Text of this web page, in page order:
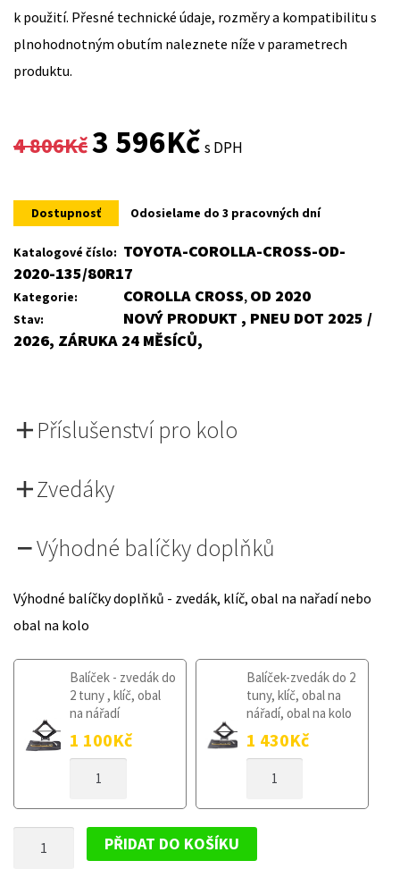
k použití. Přesné technické údaje, rozměry a kompatibilitu s
plnohodnotným obutím naleznete níže v parametrech
produktu.
4 806Kč
Original
was:
4
806Kč.
3 596KčCurrent
is:
3
s DPH
Dostupnosť Odosielame do 3 pracovných dní
Katalogové číslo: TOYOTA-COROLLA-CROSS-OD-
2020-135/80R17
Kategorie: COROLLA CROSS, OD 2020
Stav:
NOVÝ PRODUKT , PNEU DOT 2025 /
2026, ZÁRUKA 24 MĚSÍCŮ,
Příslušenství pro kolo
Zvedáky
Výhodné balíčky doplňků
Výhodné balíčky doplňků - zvedák, klíč, obal na nařadí nebo
obal na kolo
Balíček - zvedák do
2 tuny , klíč, obal
na nářadí
1 100Kč
COROLLA
135/80R17
Balíček-zvedák do 2
tuny, klíč, obal na
nářadí, obal na kolo
1 430Kč
COROLLA
135/80R17
COROLLA
PŘIDAT DO KOŠÍKU